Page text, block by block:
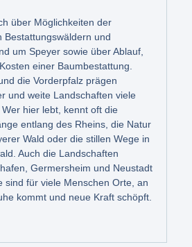
über Möglichkeiten der
Bestattungswäldern und
um Speyer sowie über Ablauf,
einer Baumbestattung.
die Vorderpfalz prägen
und weite Landschaften viele
hier lebt, kennt oft die
entlang des Rheins, die Natur
Wald oder die stillen Wege in
Auch die Landschaften
Germersheim und Neustadt
sind für viele Menschen Orte, an
kommt und neue Kraft schöpft.